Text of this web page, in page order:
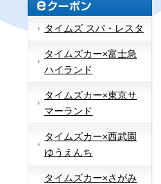
タイムズ スパ・レスタ
タイムズカー×富士急
ハイランド
タイムズカー×東京サ
マーランド
タイムズカー×西武園
ゆうえんち
タイムズカー×さがみ